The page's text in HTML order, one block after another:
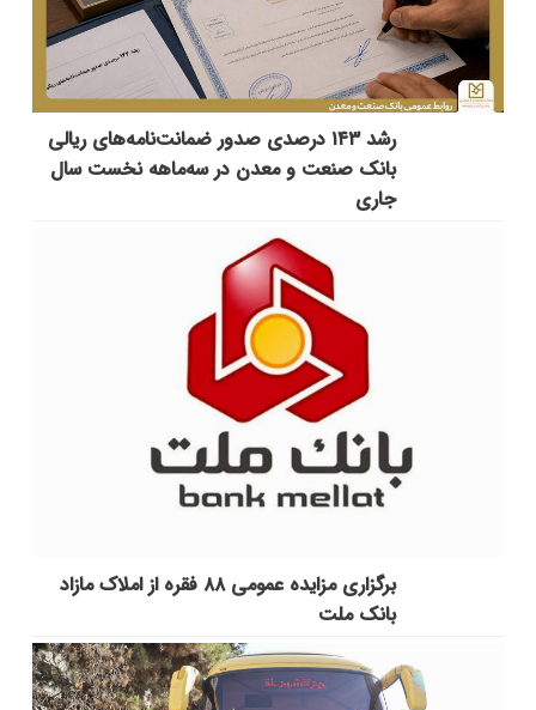
رشد ۱۴۳ درصدی صدور ضمانت‌نامه‌های ریالی
بانک صنعت و معدن در سه‌ماهه نخست سال
جاری
برگزاری مزایده عمومی ۸۸ فقره از املاک مازاد
بانک ملت